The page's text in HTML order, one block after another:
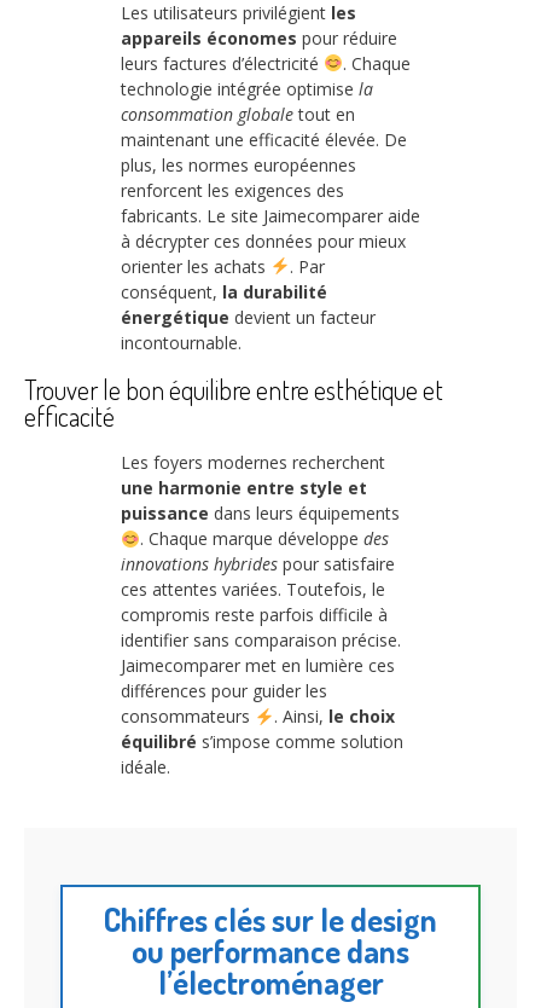
Les utilisateurs privilégient les
appareils économes pour réduire
leurs factures d’électricité
. Chaque
technologie intégrée optimise la
consommation globaletout en
maintenant une efficacité élevée. De
plus, les normes européennes
renforcent les exigences des
fabricants. Le site Jaimecomparer aide
à décrypter ces données pour mieux
orienter les achats
. Par
conséquent, la durabilité
énergétique devient un facteur
incontournable.
Trouver le bon équilibre entre esthétique et
efficacité
Les foyers modernes recherchent
une harmonie entre style et
puissance dans leurs équipements
. Chaque marque développe des
innovations hybrides pour satisfaire
ces attentes variées. Toutefois, le
compromis reste parfois difficile à
identifier sans comparaison précise.
Jaimecomparer met en lumière ces
différences pour guider les
consommateurs
. Ainsi, le choix
équilibré s’impose comme solution
idéale.
Chiffres clés sur le design
ou performance dans
l’électroménager